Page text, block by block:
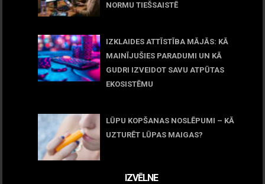
NORMU TIEŠSAISTĒ
IZKLAIDES ATTĪSTĪBA MĀJĀS: KĀ
MAINĪJUŠIES PARADUMI UN KĀ
GUDRI IZVEIDOT SAVU ATPŪTAS
EKOSISTĒMU
LŪPU KOPŠANAS NOSLĒPUMI – KĀ
UZTURĒT LŪPAS MAIGAS?
IZVĒLNE